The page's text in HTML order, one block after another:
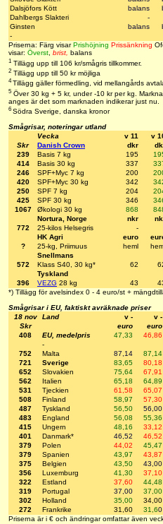
Dalsjöfors Kött
balans
Dahlbergs Slakteri
-
Ginsten
balans
-
Priserna: Färg visarPrishöjning Prissänkning
visar: Överst, brist, balans
1 Tillägg upp till 106 kr/smågris tillkommer.
2 Tillägg upp till 50 kr möjliga
4Tillägg gäller förmedling, vid mellangårds
5 Över 30 kg + 5 kr, under -10 kr per kg.
anges är det som marknaden indikerar just nu.
6 Södra Sverige, danska kronor
Smågrisar, noteringar utland
Vecka
v 11
v
Skr
Danish Crown dkr
239
Basis 7 kg 195
414
Basis 30 kg 337
246
SPF+Myc 7 kg 200
420
SPF+Myc 30 kg 342
250
SPF 7 kg 204
425
SPF 30 kg 346
1067
Økologi 30 kg 868
Nortura, Norge
nkr
772
25-kilos Helsegris
-
HK Agri
euro
?
25-kg, Priimuus heml
Snellmans
572
Klass S40, 30 kg* 62
Tyskland
396
VEZG 28 kg 43
*) Tillägg för avelsindex 0 - 4 euro/st +
Smågrisar i EU, faktiskt avräknade priser
18 nov
Land v -
v -
Skr
euro
euro
408
EU, medelpris 47,33
46,86
-
752
Malta 87,14
87,14
721
Sverige 83,65
80,18
652
Slovakien 75,64
67,91
562
Italien 65,18
64,89
531
Tjeckien 61,58
65,07
508
Finland 58,97
57,30
487
Tyskland 56,50
56,00
483
England 56,08
55,36
415
Ungern 48,16
33,12
401
Danmark* 46,52
46,52
379
Polen 44,02
45,47
379
Spanien 43,97
43,87
375
Belgien 43,50
43,00
356
Luxemburg 41,30
37,10
322
Estland 37,60
44,48
319
Portugal 37,00
37,00
302
Holland 35,00
34,00
272
Frankrike 31,60 31,60
Priserna är i € och ändringar omfattar även